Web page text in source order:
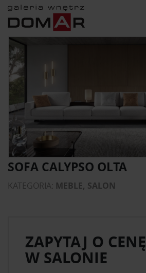
SOFA CALYPSO OLTA
KATEGORIA: MEBLE, SALON
ZAPYTAJ O CENĘ
W SALONIE